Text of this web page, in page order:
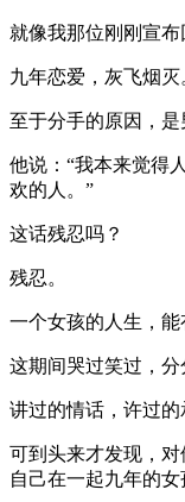
就像我那位刚刚宣布
九年恋爱，灰飞烟灭
至于分手的原因，是
他说：“我本来觉得
欢的人。”
这话残忍吗？
残忍。
一个女孩的人生，能
这期间哭过笑过，分
讲过的情话，许过的
可到头来才发现，
自己在一起九年的女